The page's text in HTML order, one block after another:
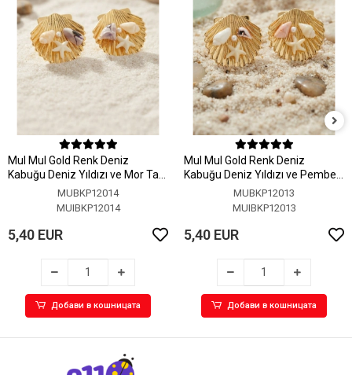
MuI MuI Gold Renk Deniz
Kabuğu Deniz Yıldızı ve Mor Taş
Detaylı KüpeMUBKP12014
MUIBKP12014
5,40 EUR
Добави в кошницата
MuI MuI Gold Renk Deniz
Kabuğu Deniz Yıldızı ve Pembe
Taş Detaylı Küpe
MUBKP12013
MUIBKP12013
5,40 EUR
Добави в кошницата